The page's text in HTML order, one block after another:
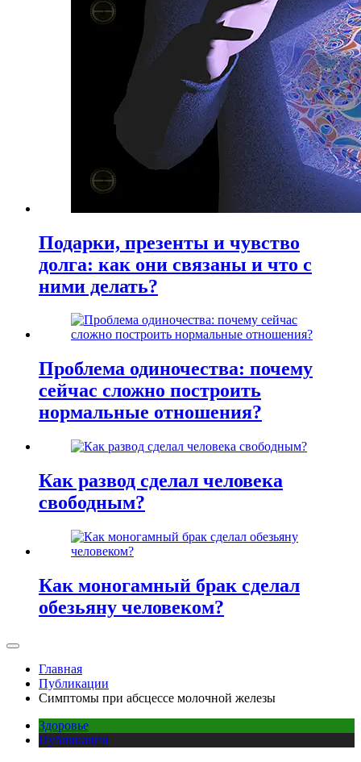
Подарки, презенты и чувство
долга: как они связаны и что с
ними делать?
Проблема одиночества: почему
сейчас сложно построить
нормальные отношения?
Как развод сделал человека
свободным?
Как моногамный брак сделал
обезьяну человеком?
Главная
Публикации
Симптомы при абсцессе молочной железы
Здоровье
Публикации